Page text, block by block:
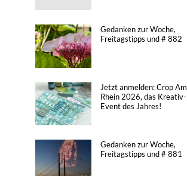
Gedanken zur Woche,
Freitagstipps und # 882
Jetzt anmelden: Crop Am
Rhein 2026, das Kreativ-
Event des Jahres!
Gedanken zur Woche,
Freitagstipps und # 881